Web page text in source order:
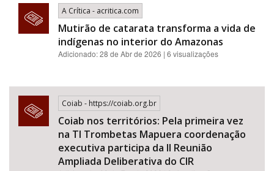
A Crítica - acritica.com
Mutirão de catarata transforma a vida de
indígenas no interior do Amazonas
Adicionado: 28 de Abr de 2026 | 6 visualizações
Coiab - https://coiab.org.br
Coiab nos territórios: Pela primeira vez
na TI Trombetas Mapuera coordenação
executiva participa da II Reunião
Ampliada Deliberativa do CIR